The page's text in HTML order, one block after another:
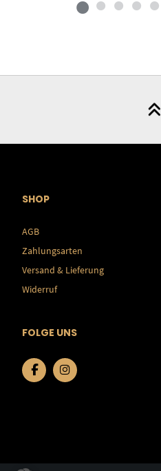
SHOP
AGB
Zahlungsarten
Versand & Lieferung
Widerruf
FOLGE UNS